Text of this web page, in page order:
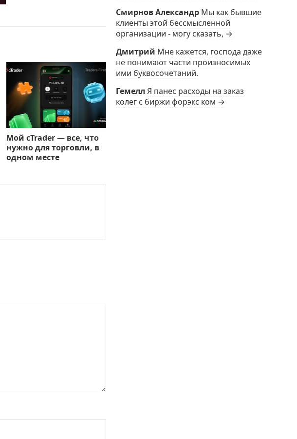
Мой cTrader — все, что
нужно для торговли, в
одном месте
Смирнов Александр Мы как бывшие
клиенты этой бессмысленной
организации - могу сказать, →
Дмитрий Мне кажется, господа даже
не понимают части произносимых
ими буквосочетаний.
Гемелл Я панес расходы на заказ
колег с биржи форэкс ком →